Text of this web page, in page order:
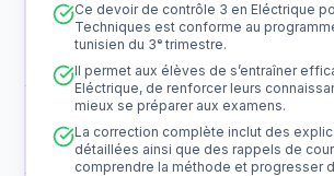
Ce devoir de contrôle 3 en Eléctrique
Techniques est conforme au
tunisien du 3ᵉ trimestre.
Il permet aux élèves de s’entraîner
Eléctrique, de renforcer leurs
mieux se préparer aux examens.
La correction complète inclut des
détaillées ainsi que des rappels de
comprendre la méthode et progresser